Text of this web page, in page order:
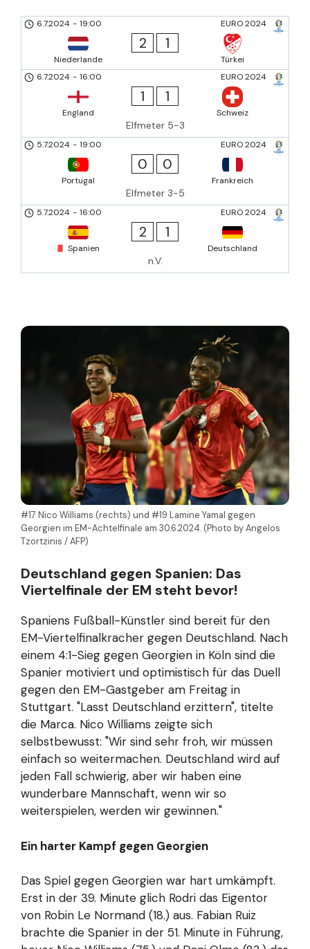
EURO 2024
6.7.2024 - 19:00
Niederlande
2 1
Türkei
EURO 2024
6.7.2024 - 16:00
England
1 1
Schweiz
Elfmeter 5-3
EURO 2024
5.7.2024 - 19:00
Portugal
0 0
Frankreich
Elfmeter 3-5
EURO 2024
5.7.2024 - 16:00
Spanien
2 1
Deutschland
n.V.
#17 Nico Williams (rechts) und #19 Lamine Yamal gegen
Georgien im EM-Achtelfinale am 30.6.2024. (Photo by Angelos
Tzortzinis / AFP)
Deutschland gegen Spanien: Das
Viertelfinale der EM steht bevor!
Spaniens Fußball-Künstler sind bereit für den
EM-Viertelfinalkracher gegen Deutschland. Nach
einem 4:1-Sieg gegen Georgien in Köln sind die
Spanier motiviert und optimistisch für das Duell
gegen den EM-Gastgeber am Freitag in
Stuttgart. "Lasst Deutschland erzittern", titelte
die Marca. Nico Williams zeigte sich
selbstbewusst: "Wir sind sehr froh, wir müssen
einfach so weitermachen. Deutschland wird auf
jeden Fall schwierig, aber wir haben eine
wunderbare Mannschaft, wenn wir so
weiterspielen, werden wir gewinnen."
Ein harter Kampf gegen Georgien
Das Spiel gegen Georgien war hart umkämpft.
Erst in der 39. Minute glich Rodri das Eigentor
von Robin Le Normand (18.) aus. Fabian Ruiz
brachte die Spanier in der 51. Minute in Führung,